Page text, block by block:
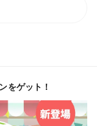
をゲット！